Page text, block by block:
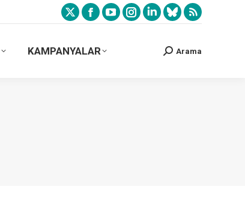
KAMPANYALAR Arama